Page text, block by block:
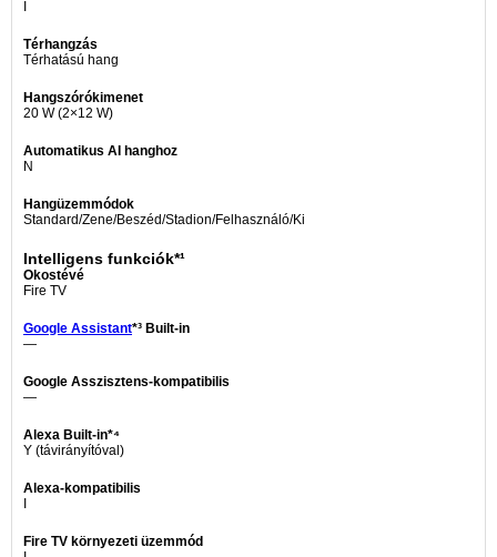
Térhangzás
Térhatású hang
Hangszórókimenet
20 W (2×12 W)
Automatikus AI hanghoz
N
Hangüzemmódok
Standard/Zene/Beszéd/Stadion/Felhasználó/Ki
Intelligens funkciók*¹
Okostévé
Fire TV
Google Assistant*³ Built-in
—
Google Asszisztens-kompatibilis
—
Alexa Built-in*⁴
Y (távirányítóval)
Alexa-kompatibilis
Fire TV környezeti üzemmód